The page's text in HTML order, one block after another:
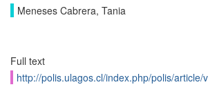
Meneses Cabrera, Tania
Full text
http://polis.ulagos.cl/index.php/polis/article/